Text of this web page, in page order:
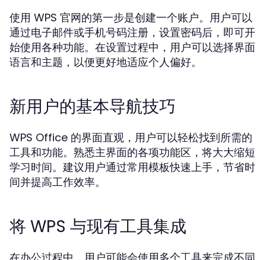
使用 WPS 官网的第一步是创建一个账户。用户可以
通过电子邮件或手机号码注册，设置密码后，即可开
始使用各种功能。在设置过程中，用户可以选择界面
语言和主题，以便更好地适应个人偏好。
新用户的基本导航技巧
WPS Office 的界面直观，用户可以轻松找到所需的
工具和功能。熟悉主界面的各项功能区，将大大缩短
学习时间。建议用户通过常用模板快速上手，节省时
间并提高工作效率。
将 WPS 与现有工具集成